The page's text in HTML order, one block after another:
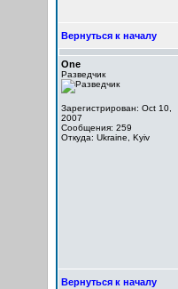
Вернуться к началу
One
Разведчик
Зарегистрирован: Oct 10,
2007
Сообщения: 259
Откуда: Ukraine, Kyiv
Вернуться к началу